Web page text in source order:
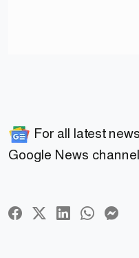
For all latest
Google News